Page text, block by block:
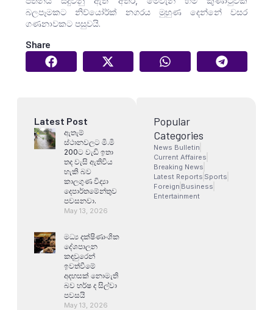
බලපෑමකට නිව්යෝර්ක් නගරය මුහුණ දෙන්නේ වසර
ගණනාවකට පසුවයි.
Share
Latest Post
ඇතැම්
ස්ථානවලට මි.මි
200ට වැඩි ඉතා
තද වැසි ඇතිවිය
හැකි බව
කාලගුණ විද්‍යා
දෙපාර්තමේන්තුව
පවසනවා.
May 13, 2026
මධ්‍ය දක්ෂිණාංශික
දේශපාලන
කඳවුරෙන්
ඉවත්වීමේ
අදහසක් නොමැති
බව හර්ෂ ද සිල්වා
පවසයි
May 13, 2026
Popular
Categories
News Bulletin
Current Affaires
Breaking News
Latest Reports Sports
Foreign Business
Entertainment